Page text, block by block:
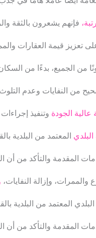
فإنهم يشعرون بالثقة
تعزيز قيمة العقارات
من الجميع، بدءًا من
من النفايات وعدم
الجودة وتنفيذ
المعتمد من البلدية
المقدمة والتأكد من أن
وإزالة النفايات،
المعتمد من البلدية
المقدمة والتأكد من أن